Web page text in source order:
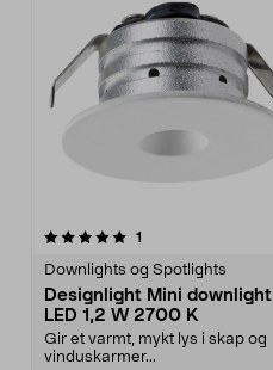
1
Downlights og Spotlights
Designlight Mini downlight
LED 1,2 W 2700 K
Gir et varmt, mykt lys i skap og
vinduskarmer...
5.0av 5 stjerner